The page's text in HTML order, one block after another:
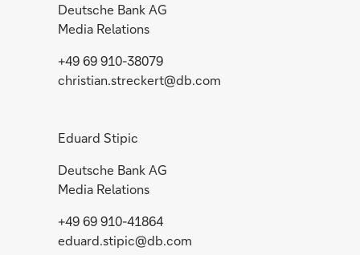
Deutsche Bank AG
Media Relations
+49 69 910-38079
christian.streckert@db.com
Eduard Stipic
Deutsche Bank AG
Media Relations
+49 69 910-41864
eduard.stipic@db.com